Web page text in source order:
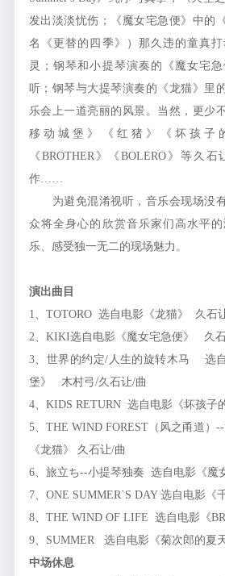
发出淡淡忧伤；《魔女宅急便》中的
名《更替的四季》）那久违的童真
灵；钢琴和小提琴演奏的《魔女宅
听；钢琴与大提琴演奏的《龙猫》里
乐会上一道亮丽的风景。当然，更少
移动城堡》《红猪》《坏孩子
《BROTHER》《BOLERO》等久
作……
为避免混淆视听，音乐会现场没有
众将全身心的欣赏音乐家们高水平
乐、感受独一无二的现场魅力。
演出曲目
1、TOTORO 选自电影《龙猫》 久石
2、KIKI选自电影《魔女宅急便》 久
3、世界的约定/人生的旋转木马 选
堡》 木村弓/久石让/曲
4、KIDS RETURN 选自电影《坏孩子
5、THE WIND FOREST（风之甬道）
《龙猫》 久石让/曲
6、旅立ち--小提琴独奏 选自电影《魔
7、ONE SUMMER`S DAY 选自电影《
8、THE WIND OF LIFE 选自电影《
9、SUMMER 选自电影《菊次郎的夏
中场休息